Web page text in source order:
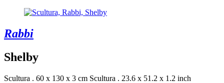
Rabbi
Shelby
Scultura . 60 x 130 x 3 cm Scultura . 23.6 x 51.2 x 1.2 inch